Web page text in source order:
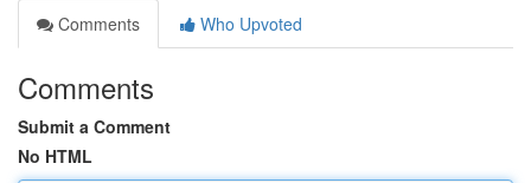
Comments
Who Upvoted
Comments
Submit a Comment
No HTML